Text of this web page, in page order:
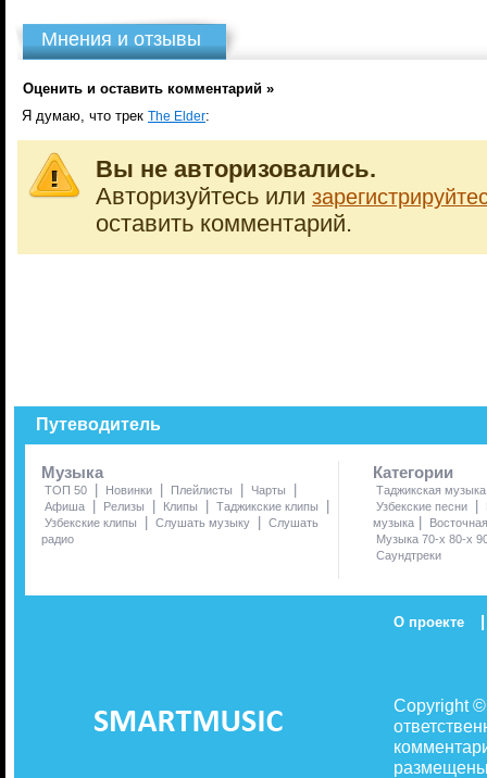
Мнения и отзывы
Оценить и оставить комментарий »
Я думаю, что трек The Elder:
Вы не авторизовались.
Авторизуйтесь или
оставить комментарий.
Путеводитель
Музыка
ТОП 50 | Новинки | Плейлисты | Чарты |
Афиша | Релизы | Клипы | Таджикские клипы |
Узбекские клипы | Слушать музыку | Слушать
радио
Категории
Таджикская музыка
Узбекские песни
|
музыка |
Музыка 70-х 80-х
Саундтреки
О проекте |
Copyright
размещены